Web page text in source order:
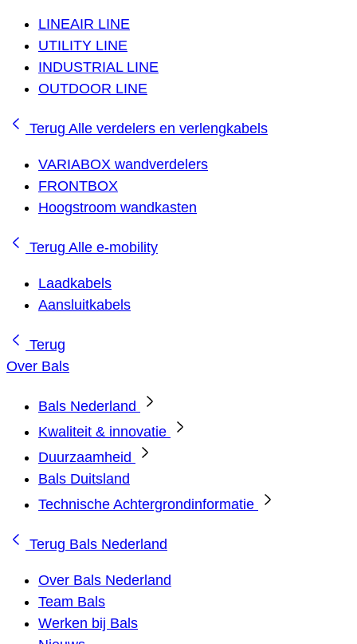
LINEAIR LINE
UTILITY LINE
INDUSTRIAL LINE
OUTDOOR LINE
Terug Alle verdelers en verlengkabels
VARIABOX wandverdelers
FRONTBOX
Hoogstroom wandkasten
Terug Alle e-mobility
Laadkabels
Aansluitkabels
Terug
Over Bals
Bals Nederland
Kwaliteit & innovatie
Duurzaamheid
Bals Duitsland
Technische Achtergrondinformatie
Terug Bals Nederland
Over Bals Nederland
Team Bals
Werken bij Bals